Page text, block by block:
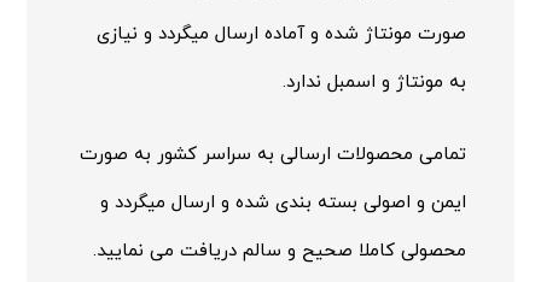
صورت مونتاژ شده و آماده ارسال میگردد و نیازی
به مونتاژ و اسمبل ندارد.
تمامی محصولات ارسالی به سراسر کشور به صورت
ایمن و اصولی بسته بندی شده و ارسال میگردد و
محصولی کاملا صحیح و سالم دریافت می نمایید.